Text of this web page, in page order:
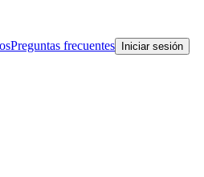
Preguntas frecuentes Iniciar sesión